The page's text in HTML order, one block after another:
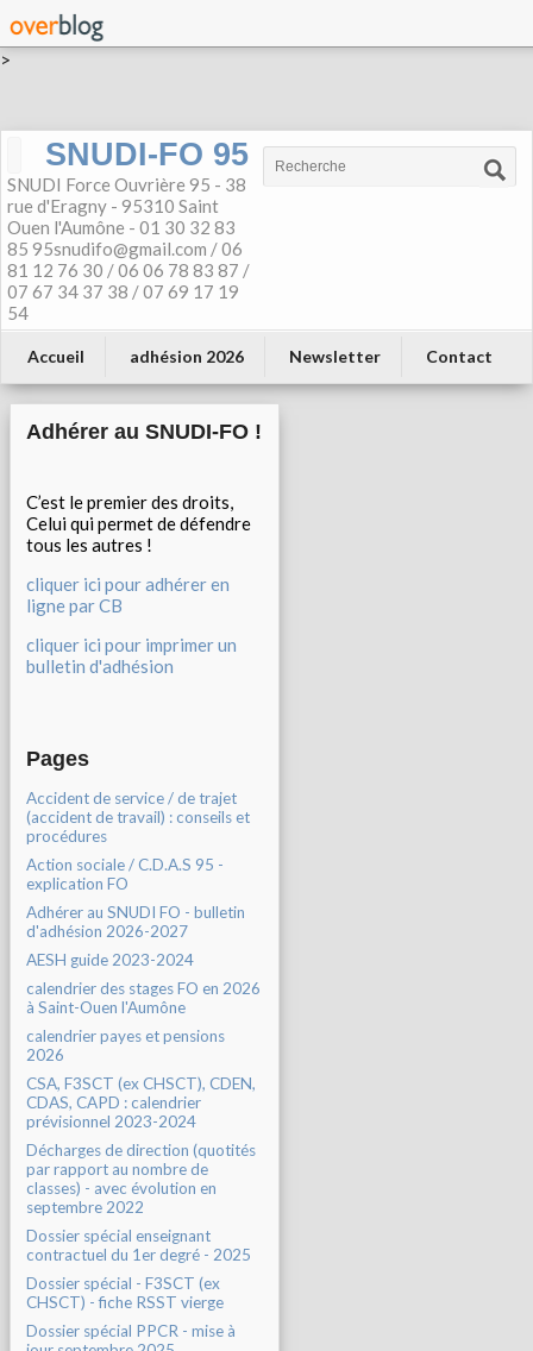
>
SNUDI-FO 95
SNUDI Force Ouvrière 95 - 38
rue d'Eragny - 95310 Saint
Ouen l'Aumône - 01 30 32 83
85 95snudifo@gmail.com / 06
81 12 76 30 / 06 06 78 83 87 /
07 67 34 37 38 / 07 69 17 19
54
Accueil adhésion 2026 Newsletter Contact
Adhérer au SNUDI-FO !
C’est le premier des droits,
Celui qui permet de défendre
tous les autres !
cliquer ici pour adhérer en
ligne par CB
cliquer ici pour imprimer un
bulletin d'adhésion
Pages
Accident de service / de trajet
(accident de travail) : conseils et
procédures
Action sociale / C.D.A.S 95 -
explication FO
Adhérer au SNUDI FO - bulletin
d'adhésion 2026-2027
AESH guide 2023-2024
calendrier des stages FO en 2026
à Saint-Ouen l'Aumône
calendrier payes et pensions
2026
CSA, F3SCT (ex CHSCT), CDEN,
CDAS, CAPD : calendrier
prévisionnel 2023-2024
Décharges de direction (quotités
par rapport au nombre de
classes) - avec évolution en
septembre 2022
Dossier spécial enseignant
contractuel du 1er degré - 2025
Dossier spécial - F3SCT (ex
CHSCT) - fiche RSST vierge
Dossier spécial PPCR - mise à